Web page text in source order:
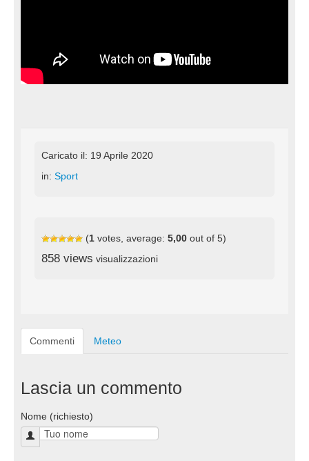
Caricato il: 19 Aprile 2020
in: Sport
(1 votes, average: 5,00 out of 5)
858 views visualizzazioni
Commenti Meteo
Lascia un commento
Nome (richiesto)